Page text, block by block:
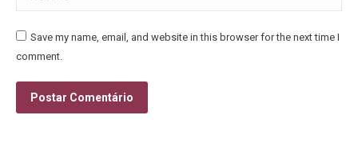
Save my name, email, and website in this browser for the next time I
comment.
Postar Comentário